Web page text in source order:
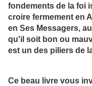
fondements de la foi
croire fermement en
en Ses Messagers,
qu'il soit bon ou
est un des piliers de
Ce beau livre vous